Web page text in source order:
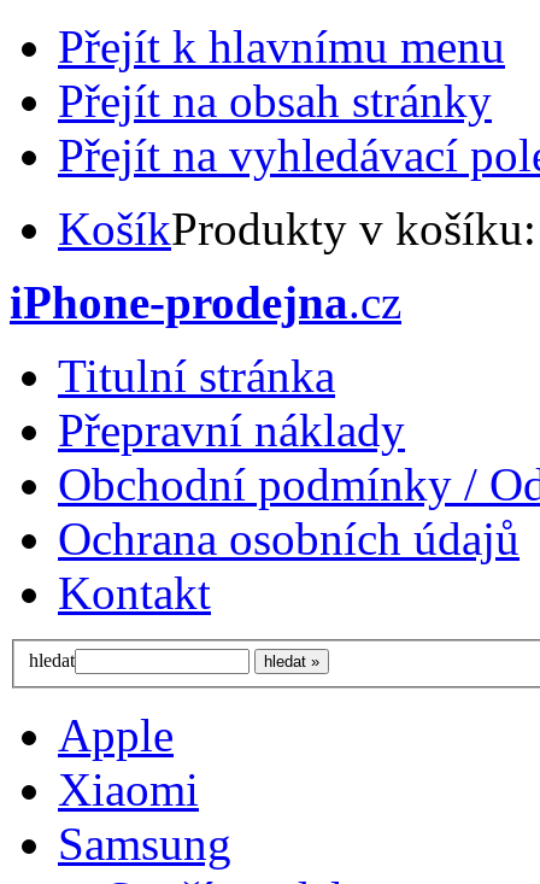
Přejít k hlavnímu menu
Přejít na obsah stránky
Přejít na vyhledávací
KošíkProdukty v
iPhone-prodejna.cz
Titulní stránka
Přepravní náklady
Obchodní podmínky /
Ochrana osobních údajů
Kontakt
hledat
Apple
Xiaomi
Samsung